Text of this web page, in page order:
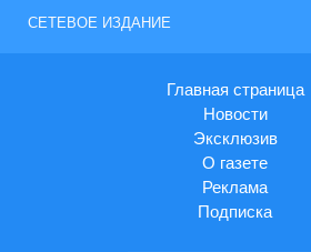
СЕТЕВОЕ ИЗДАНИЕ
Главная страница
Новости
Эксклюзив
О газете
Реклама
Подписка